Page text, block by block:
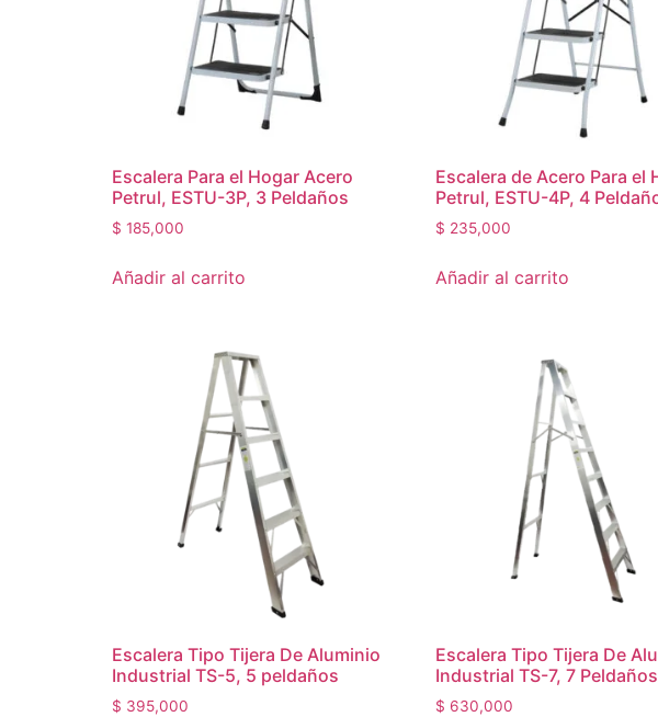
Escalera Para el Hogar Acero
Petrul, ESTU-3P, 3 Peldaños
$ 185,000
Añadir al carrito
Escalera de Acero Para el
Petrul, ESTU-4P, 4
$ 235,000
Añadir al carrito
Escalera Tipo Tijera De Aluminio
Industrial TS-5, 5 peldaños
$ 395,000
Escalera Tipo Tijera De
Industrial TS-7, 7 Peldaños
$ 630,000